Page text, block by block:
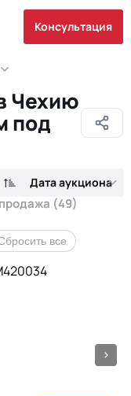
Консультация
Чехию
под
Дата аукциона
(49)
все